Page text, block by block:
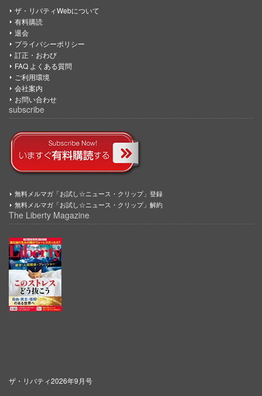
ザ・リバティWebについて
有料購読
退会
プライバシーポリシー
訂正・おわび
FAQ よくある質問
ご利用環境
会社案内
お問い合わせ
subscribe
無料メルマガ「お試し☆ニュース・クリップ」登録
無料メルマガ「お試し☆ニュース・クリップ」解約
The Liberty Magazine
ザ・リバティ2026年9月号